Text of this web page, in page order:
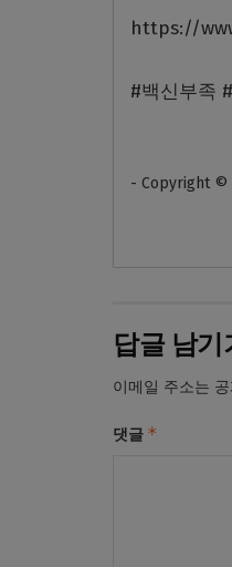
https://
#백신부족
- Copyright ©
답글 남기
이메일 주소는
댓글 *